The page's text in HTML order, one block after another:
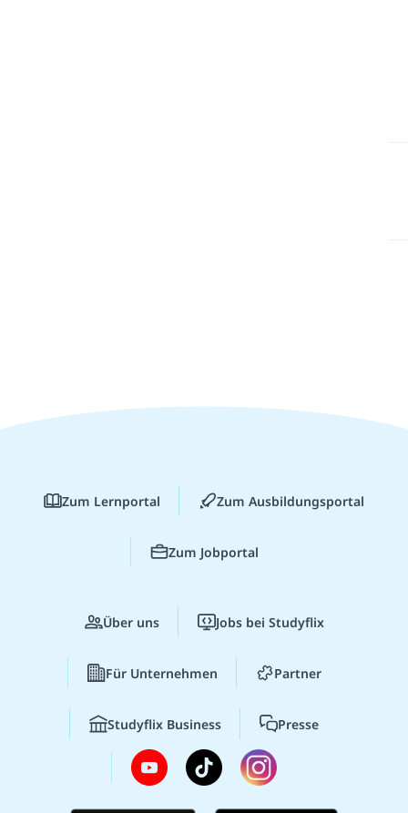
Zum Lernportal Zum Ausbildungsportal
Zum Jobportal
Über uns Jobs bei Studyflix
Für Unternehmen Partner
Studyflix Business Presse